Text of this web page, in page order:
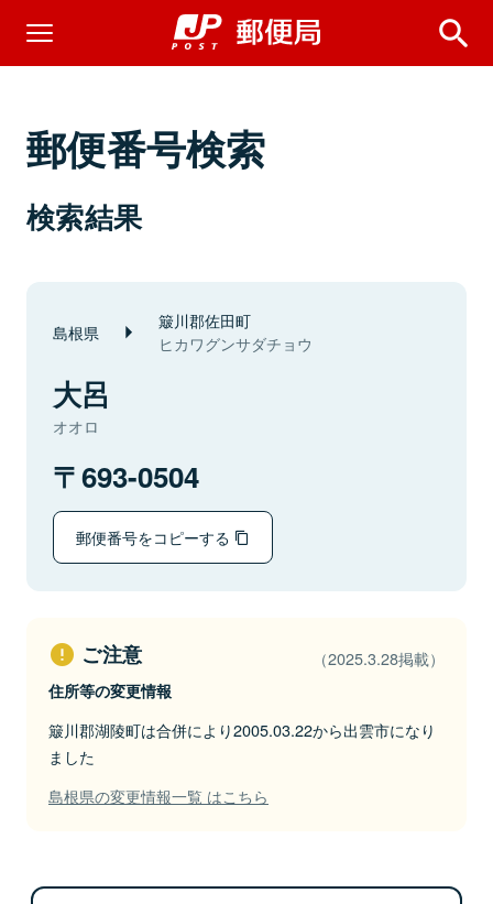
郵便番号検索
検索結果
島根県 簸川郡佐田町
ヒカワグンサダチョウ
大呂
オオロ
693-0504
郵便番号をコピーする
ご注意 （2025.3.28掲載）
住所等の変更情報
簸川郡湖陵町は合併により2005.03.22から出雲市になり
ました
島根県の変更情報一覧 はこちら